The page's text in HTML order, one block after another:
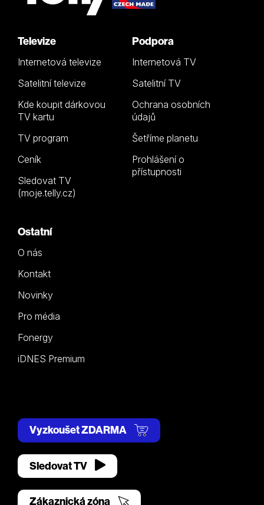
Televize
Internetová televize
Satelitní televize
Kde koupit dárkovou
TV kartu
TV program
Ceník
Sledovat TV
(moje.telly.cz)
Podpora
Internetová TV
Satelitní TV
Ochrana osobních
údajů
Šetříme planetu
Prohlášení o
přístupnosti
Ostatní
O nás
Kontakt
Novinky
Pro média
Fonergy
iDNES Premium
Vyzkoušet ZDARMA
Sledovat TV
Zákaznická zóna